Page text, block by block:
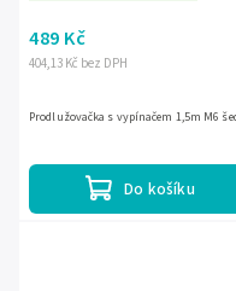
404,13 Kč bez DPH
489 Kč
Do košíku
Prodlužovačka s vypínačem 1,5m M6